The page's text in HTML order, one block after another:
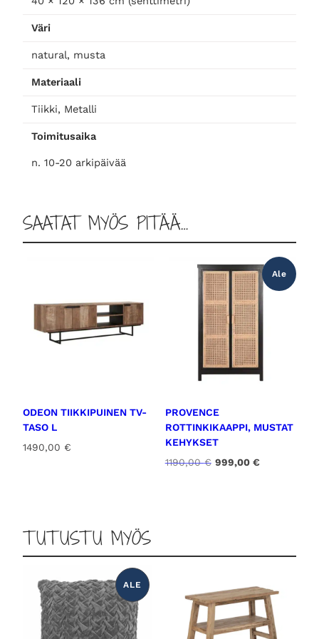
Väri
natural, musta
Materiaali
Tiikki, Metalli
Toimitusaika
n. 10-20 arkipäivää
SAATAT MYÖS PITÄÄ…
ODEON TIIKKIPUINEN TV-
TASO L
1490,00 €
Ale
PROVENCE
ROTTINKIKAAPPI, MUSTAT
KEHYKSET
1190,00€ A
n
e
n
h
999,00 €N
i
n
t
a
TUTUSTU MYÖS
ALE
T
O
T
E
A